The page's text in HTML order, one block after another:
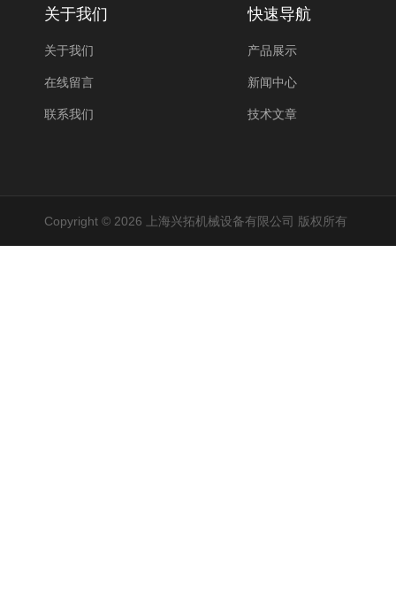
关于我们
关于我们
在线留言
联系我们
快速导航
产品展示
新闻中心
技术文章
Copyright © 2026 上海兴拓机械设备有限公司 版权所有